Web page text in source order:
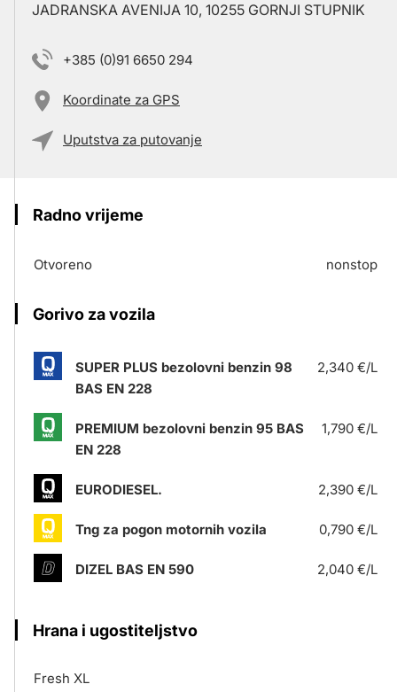
JADRANSKA AVENIJA 10, 10255 GORNJI STUPNIK
+385 (0)91 6650 294
Koordinate za GPS
Uputstva za putovanje
Radno vrijeme
Otvoreno nonstop
Gorivo za vozila
SUPER PLUS bezolovni benzin 98
BAS EN 228
2,340 €/L
PREMIUM bezolovni benzin 95 BAS
EN 228
1,790 €/L
EURODIESEL. 2,390 €/L
Tng za pogon motornih vozila 0,790 €/L
DIZEL BAS EN 590 2,040 €/L
Hrana i ugostiteljstvo
Fresh XL